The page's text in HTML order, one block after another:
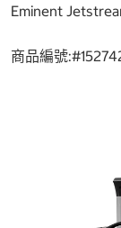
Eminent
商品編號:#